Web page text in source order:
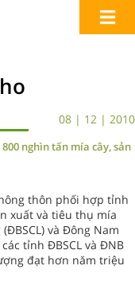
08 | 12 | 2010
nghìn tấn mía cây, sản
thôn phối hợp tỉnh
xuất và tiêu thụ mía
và Ðông Nam
tỉnh ÐBSCL và ÐNB
đạt hơn năm triệu